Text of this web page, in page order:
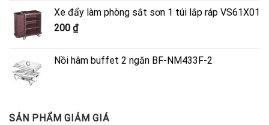
4.500.000 ₫.là:
Xe đẩy làm phòng sắt sơn 1 túi lắp ráp VS61X01
200 ₫
Nồi hâm buffet 2 ngăn BF-NM433F-2
SẢN PHẨM GIẢM GIÁ